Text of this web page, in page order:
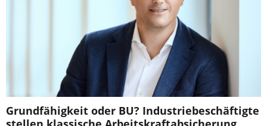
Grundfähigkeit oder BU? Industriebeschäftigte